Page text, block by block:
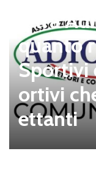
o tra
quanto
Sportivi
ortivi
ettanti